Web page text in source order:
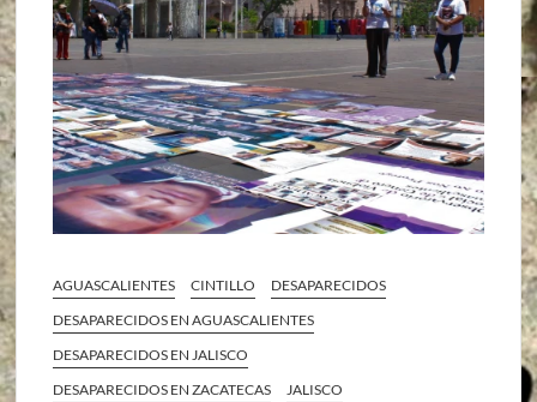
AGUASCALIENTES CINTILLO
DESAPARECIDOS
DESAPARECIDOS EN AGUASCALIENTES
DESAPARECIDOS EN JALISCO
DESAPARECIDOS EN ZACATECAS
JALISCO